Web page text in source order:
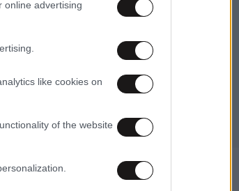
online advertising
like cookies on
of the website